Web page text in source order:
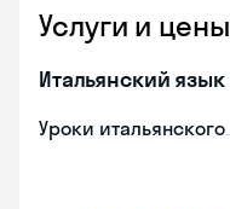
Услуги и цены
Итальянский язык
Уроки итальянского